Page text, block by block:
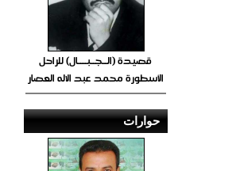
قصيدة (الــجــبــــال) للراحل
الأسطورة محمد عبد الاله العصار
حوارات